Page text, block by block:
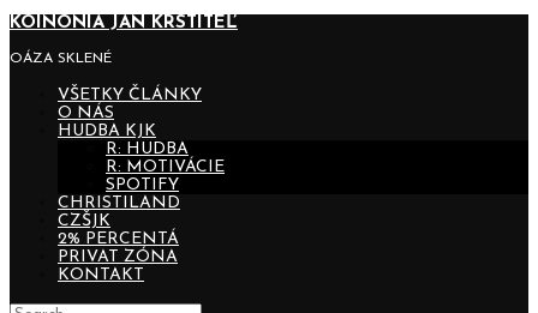
KOINONIA JÁN KRSTITEĽ
OÁZA SKLENÉ
VŠETKY ČLÁNKY
O NÁS
HUDBA KJK
R: HUDBA
R: MOTIVÁCIE
SPOTIFY
CHRISTILAND
CZŠJK
2% PERCENTÁ
PRIVAT ZÓNA
KONTAKT